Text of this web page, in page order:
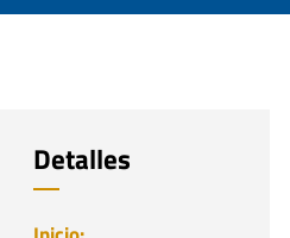
Detalles